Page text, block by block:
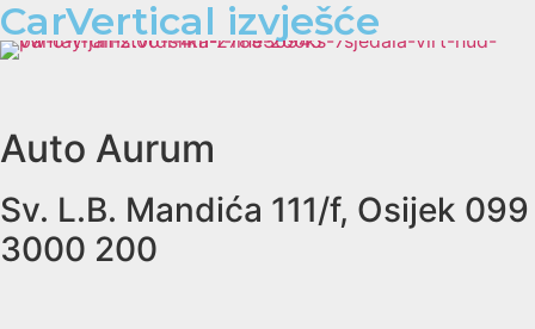
CarVertical izvješće
Auto Aurum
Sv. L.B. Mandića 111/f, Osijek 099
3000 200